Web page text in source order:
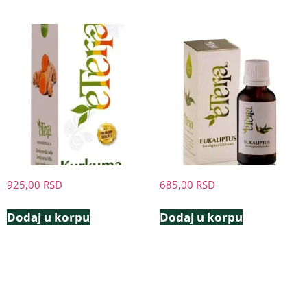
925,00 RSD
Dodaj u korpu
685,00 RSD
Dodaj u korpu